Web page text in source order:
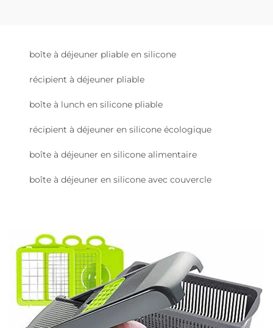
boîte à déjeuner pliable en silicone
récipient à déjeuner pliable
boîte à lunch en silicone pliable
récipient à déjeuner en silicone écologique
boîte à déjeuner en silicone alimentaire
boîte à déjeuner en silicone avec couvercle